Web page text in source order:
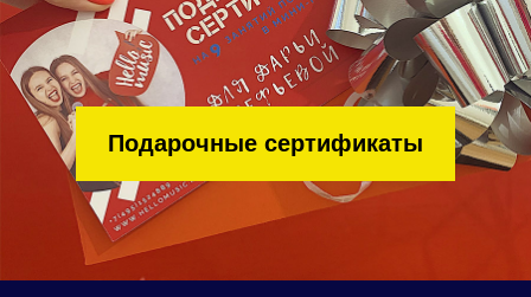
Подарочные сертификаты